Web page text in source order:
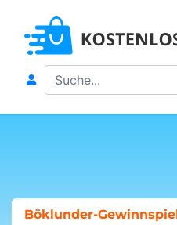
Search
Böklunder-